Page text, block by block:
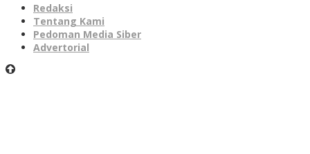
Redaksi
Tentang Kami
Pedoman Media Siber
Advertorial